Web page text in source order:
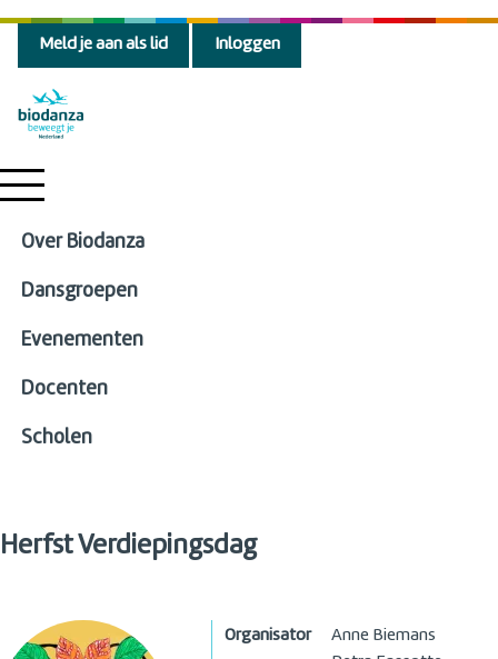
Meld je aan als lid Inloggen
Over Biodanza
Dansgroepen
Evenementen
Docenten
Scholen
Herfst Verdiepingsdag
Organisator
Anne Biemans